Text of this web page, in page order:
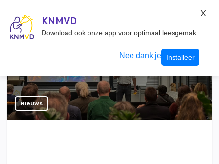
Inloggen
Nieuws
KNMVD
Download ook onze app voor optimaal leesgemak.
Nee dank je Installeer
X